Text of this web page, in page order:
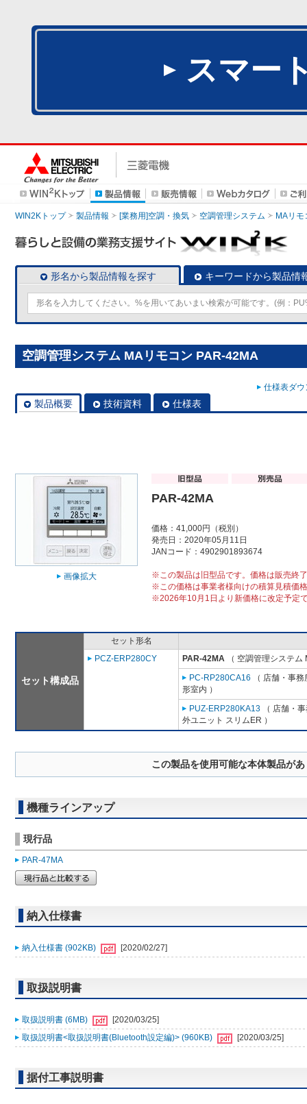
スマー
WIN2Kトップ 製品情報 [業務用]空調・換気 空調管理システム MAリモ
形名から製品情報を探す キーワードから製品情
空調管理システム MAリモコン PAR-42MA
仕様表ダ
製品概要 技術資料 仕様表
画像拡大
PAR-42MA
価格：41,000円（税別）
発売日：2020年05月11日
JANコード：4902901893674
※この製品は旧型品です。価格は販売終
※この価格は事業者様向けの積算見積価
※2026年10月1日より新価格に改定予定
セット構成品
セット形名
PCZ-ERP280CY
PAR-42MA （ 空調管理システム
PC-RP280CA16 （ 店舗・事
形室内 ）
PUZ-ERP280KA13 （ 店舗・
外ユニット スリムER ）
この製品を使用可能な本体製品が
機種ラインアップ
現行品
PAR-47MA
納入仕様書
納入仕様書 (902KB) [2020/02/27]
取扱説明書
取扱説明書 (6MB)
[2020/03/25]
取扱説明書<取扱説明書(Bluetooth設定編)> (960KB)
[2020/03/25]
据付工事説明書